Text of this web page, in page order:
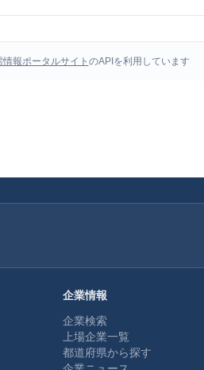
情報ポータルサイト のAPIを利用しています
企業情報
企業検索
上場企業一覧
都道府県から探す